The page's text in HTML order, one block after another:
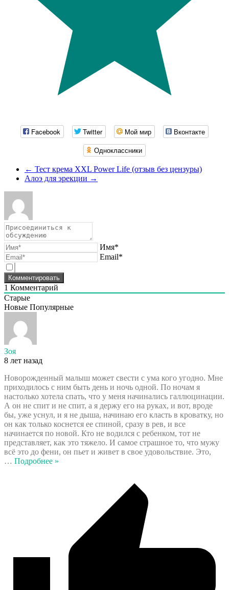
Facebook Twitter Мой мир
Вконтакте
Одноклассники
← Тест крема XXL Power Life (отзыв без цензуры)
Алоэ для эрекции →
Имя*
Email*
1 Комментарий
Старые
Новые Популярные
Зоя
8 лет назад
Новорожденный малыш может свести с ума кого угодно. Мне
приходилось с ним быть день и ночь одной. По ночам я
настолько хотела спать, что у меня начинались галлюцинации.
А он не спит и не спит, а я держу его на руках, и вот, вроде
бы, уже уснул, и я не дыша, начинаю его класть в кроватку, но
он как только коснется ее спиной, сразу в рев, и все
начинается по новой. Кто не водился с ребенком, тот не
представляет, как это тяжело. И самое страшное то, что мужу
всё это до фени, он пьет и живет в свое удовольствие. Это,
… Подробнее »